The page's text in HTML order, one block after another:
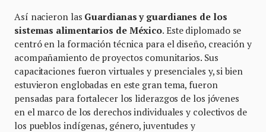
Así nacieron las Guardianas y guardianes de los
sistemas alimentarios de México. Este diplomado se
centró en la formación técnica para el diseño, creación y
acompañamiento de proyectos comunitarios. Sus
capacitaciones fueron virtuales y presenciales y, si bien
estuvieron englobadas en este gran tema, fueron
pensadas para fortalecer los liderazgos de los jóvenes
en el marco de los derechos individuales y colectivos de
los pueblos indígenas, género, juventudes y